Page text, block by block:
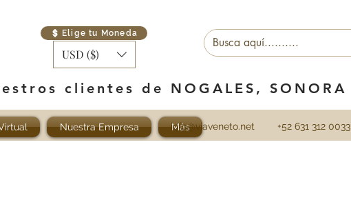
Elige tu Moneda
USD ($)
clientes de NOGALES, SONORA
Nuestra Empresa Más
info@viaveneto.net +52 631 312 0033